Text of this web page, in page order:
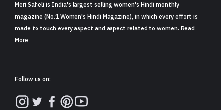
Meri Saheli is India's largest selling women's Hindi monthly
magazine (No.1 Women's Hindi Magazine), in which every effort is
made to touch every aspect and aspect related to women. Read
More
Follow us on: